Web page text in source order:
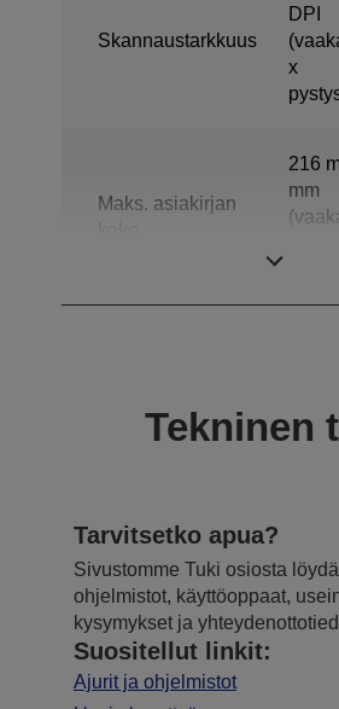
Skannaustarkkuus
DPI
x
Maks. asiakirjan
216
mm
Tekninen
Tarvitsetko apua?
Sivustomme Tuki osiosta
ohjelmistot, käyttöoppaat,
kysymykset ja
Suositellut linkit:
Ajurit ja ohjelmistot